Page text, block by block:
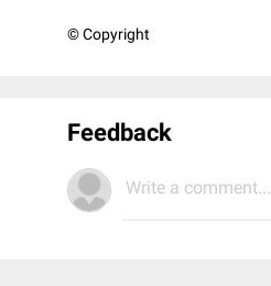
© Copyright
Feedback
Write a comment...